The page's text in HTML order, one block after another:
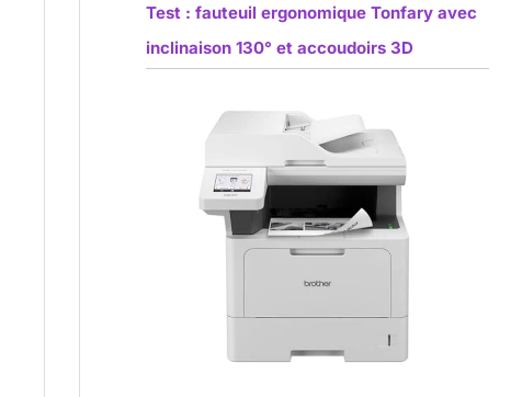
Test : fauteuil ergonomique Tonfary avec
inclinaison 130° et accoudoirs 3D